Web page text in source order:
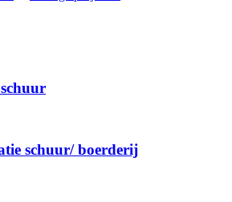
schuur/ boerderij